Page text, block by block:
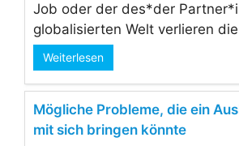
Job oder der des*der
globalisierten Welt verlieren
Weiterlesen
Mögliche Probleme, die ein
mit sich bringen könnte